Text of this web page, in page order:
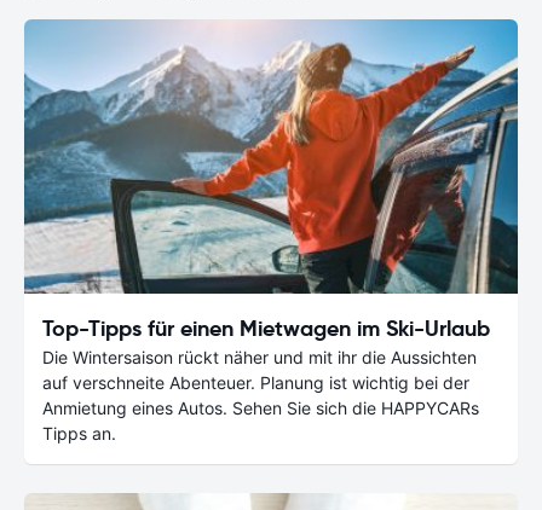
Top-Tipps für einen Mietwagen im Ski-Urlaub
Die Wintersaison rückt näher und mit ihr die Aussichten
auf verschneite Abenteuer. Planung ist wichtig bei der
Anmietung eines Autos. Sehen Sie sich die HAPPYCARs
Tipps an.